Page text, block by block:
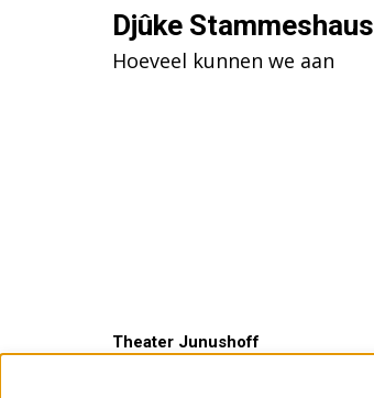
Djûke Stammeshaus
Hoeveel kunnen we aan
Theater Junushoff